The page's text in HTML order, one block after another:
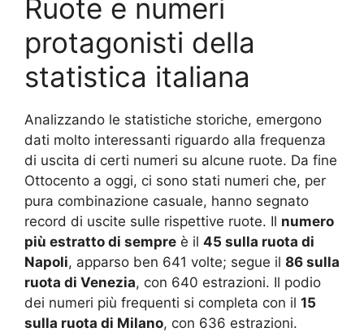
Ruote e numeri
protagonisti della
statistica italiana
Analizzando le statistiche storiche, emergono
dati molto interessanti riguardo alla frequenza
di uscita di certi numeri su alcune ruote. Da fine
Ottocento a oggi, ci sono stati numeri che, per
pura combinazione casuale, hanno segnato
record di uscite sulle rispettive ruote. Il numero
più estratto di sempre è il 45 sulla ruota di
Napoli, apparso ben 641 volte; segue il 86 sulla
ruota di Venezia, con 640 estrazioni. Il podio
dei numeri più frequenti si completa con il 15
sulla ruota di Milano, con 636 estrazioni.